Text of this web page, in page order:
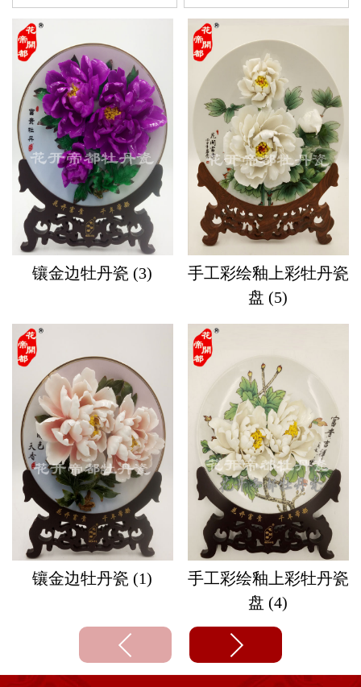
镶金边牡丹瓷 (3)
镶金边牡丹瓷 (1)
手工彩绘釉上彩牡丹瓷
盘 (5)
手工彩绘釉上彩牡丹瓷
盘 (4)